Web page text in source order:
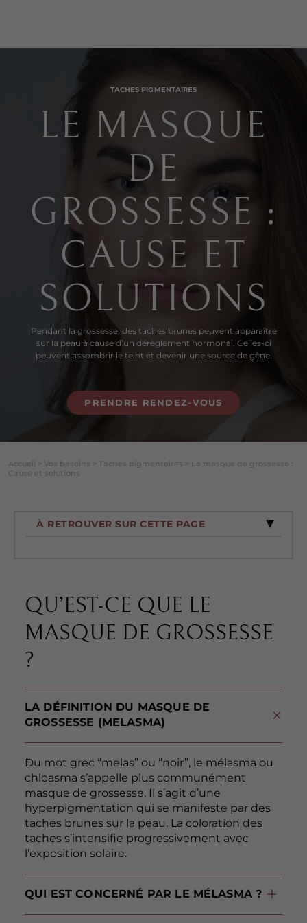
TACHES PIGMENTAIRES
LE MASQUE
DE
GROSSESSE :
CAUSE ET
SOLUTIONS
Pendant la grossesse, des taches brunes peuvent apparaître
sur la peau à cause d’un dérèglement hormonal. Celles-ci
peuvent assombrir le teint et devenir une source de gêne.
PRENDRE RENDEZ-VOUS
Accueil > Vos besoins > Taches pigmentaires > Le masque de grossesse :
Cause et solutions
À RETROUVER SUR CETTE PAGE
QU’EST-CE QUE LE
MASQUE DE GROSSESSE
?
LA DÉFINITION DU MASQUE DE
GROSSESSE (MELASMA)
Du mot grec “melas” ou “noir”, le mélasma ou
chloasma s’appelle plus communément
masque de grossesse. Il s’agit d’une
hyperpigmentation qui se manifeste par des
taches brunes sur la peau. La coloration des
taches s’intensifie progressivement avec
l’exposition solaire.
QUI EST CONCERNÉ PAR LE MÉLASMA ?